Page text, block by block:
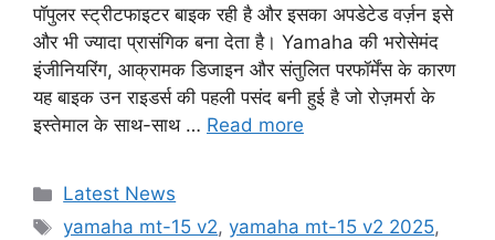
पॉपुलर स्ट्रीटफाइटर बाइक रही है और इसका अपडेटेड वर्ज़न इसे
और भी ज्यादा प्रासंगिक बना देता है। Yamaha की भरोसेमंद
इंजीनियरिंग, आक्रामक डिजाइन और संतुलित परफॉर्मेंस के कारण
यह बाइक उन राइडर्स की पहली पसंद बनी हुई है जो रोज़मर्रा के
इस्तेमाल के साथ-साथ … Read more
Categories
Latest News
Tags
yamaha mt-15 v2,yamaha mt-15 v2 2025,